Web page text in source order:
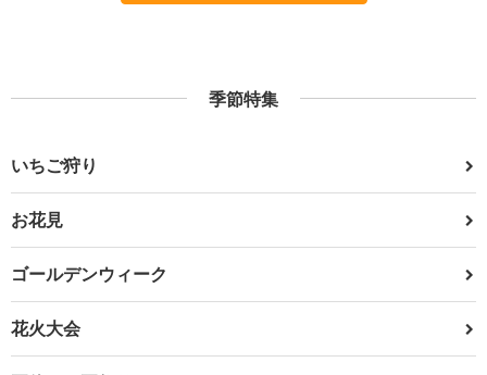
季節特集
いちご狩り
お花見
ゴールデンウィーク
花火大会